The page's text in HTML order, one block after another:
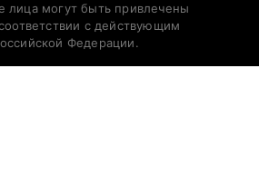
лица могут быть привлечены
с действующим
Федерации.